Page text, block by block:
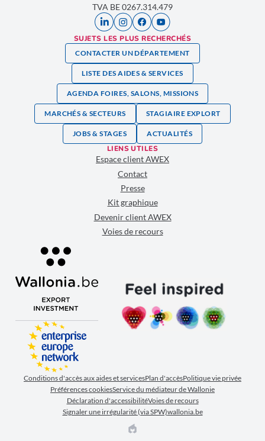
TVA BE 0267.314.479
SUJETS LES PLUS RECHERCHÉS
CONTACTER UN DÉPARTEMENT
LISTE DES AIDES & SERVICES
AGENDA FOIRES, SALONS, MISSIONS
MARCHÉS & SECTEURS STAGIAIRE EXPLORT
JOBS & STAGES ACTUALITÉS
LIENS UTILES
Espace client AWEX
Contact
Presse
Kit graphique
Devenir client AWEX
Voies de recours
Conditions d'accès aux aides et servicesPlan d'accèsPolitique vie privée
Préférences cookiesService du médiateur de Wallonie
Déclaration d'accessibilitéVoies de recours
Signaler une irrégularité (via SPW)wallonia.be